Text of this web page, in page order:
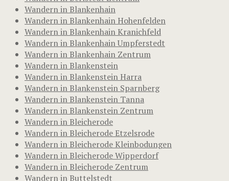
Wandern in Blankenhain
Wandern in Blankenhain Hohenfelden
Wandern in Blankenhain Kranichfeld
Wandern in Blankenhain Umpferstedt
Wandern in Blankenhain Zentrum
Wandern in Blankenstein
Wandern in Blankenstein Harra
Wandern in Blankenstein Sparnberg
Wandern in Blankenstein Tanna
Wandern in Blankenstein Zentrum
Wandern in Bleicherode
Wandern in Bleicherode Etzelsrode
Wandern in Bleicherode Kleinbodungen
Wandern in Bleicherode Wipperdorf
Wandern in Bleicherode Zentrum
Wandern in Buttelstedt